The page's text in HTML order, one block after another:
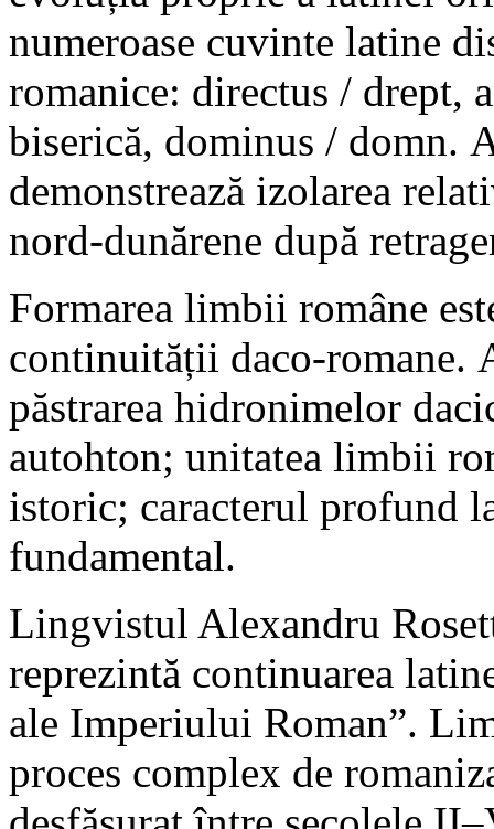
numeroase cuvinte latine
romanice: directus / drept,
biserică, dominus / domn.
demonstrează izolarea
nord-dunărene după
Formarea limbii române
continuității daco-romane.
păstrarea hidronimelor
autohton; unitatea limbii
istoric; caracterul profund
fundamental.
Lingvistul Alexandru
reprezintă continuarea
ale Imperiului Roman”.
proces complex de